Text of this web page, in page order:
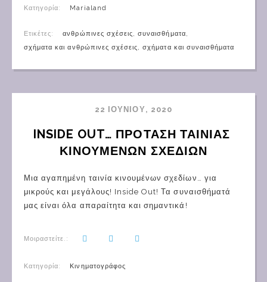
Κατηγορία: Marialand
Ετικέτες: ανθρώπινες σχέσεις,συναισθήματα,
σχήματα και ανθρώπινες σχέσεις,σχήματα και συναισθήματα
22 ΙΟΥΝΊΟΥ, 2020
INSIDE OUT… ΠΡΟΤΑΣΗ ΤΑΙΝΙΑΣ
ΚΙΝΟΥΜΕΝΩΝ ΣΧΕΔΙΩΝ
Μια αγαπημένη ταινία κινουμένων σχεδίων… για
μικρούς και μεγάλους! Inside Out! Τα συναισθήματά
μας είναι όλα απαραίτητα και σημαντικά!
Μοιραστείτε.:
Κατηγορία: Κινηματογράφος